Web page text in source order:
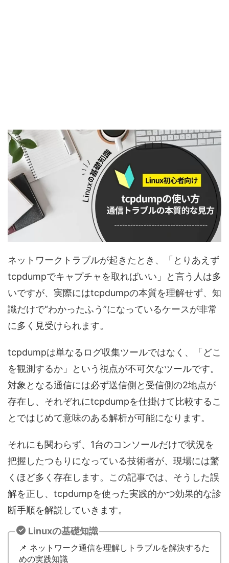
ネットワークトラブルが起きたとき、「とりあえず
tcpdumpでキャプチャを取ればいい」と言う人は多
いですが、実際にはtcpdumpの本質を理解せず、知
識だけで“わかったふう”になっているケースが非常
に多く見受けられます。
tcpdumpは単なるログ収集ツールではなく、「どこ
を観測するか」という視点が不可欠なツールです。
対象となる通信には必ず送信側と受信側の2地点が
存在し、それぞれにtcpdumpを仕掛けて比較するこ
とではじめて意味のある解析が可能になります。
それにも関わらず、1台のコンソールだけで状況を
把握したつもりになっている技術者が、現場には驚
くほど多く存在します。この記事では、そうした誤
解を正し、tcpdumpを使った実践的かつ効果的な診
断手順を解説していきます。
Linuxの基礎知識
📌 ネットワーク通信を理解しトラブルを解決するた
めの実践知識